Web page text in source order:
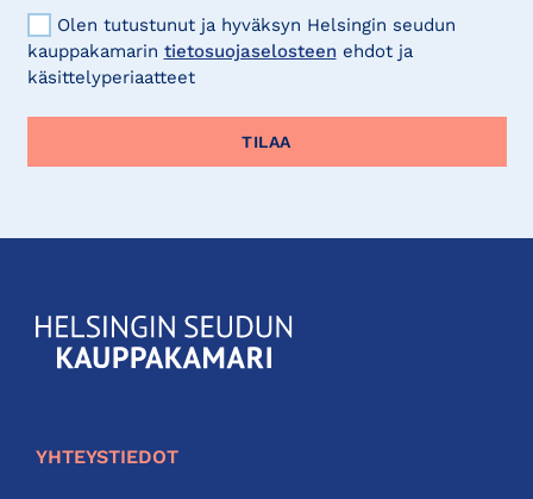
Olen tutustunut ja hyväksyn Helsingin seudun
kauppakamarin tietosuojaselosteen ehdot ja
käsittelyperiaatteet
KauppakamariHelsingin
seudun
YHTEYSTIEDOT